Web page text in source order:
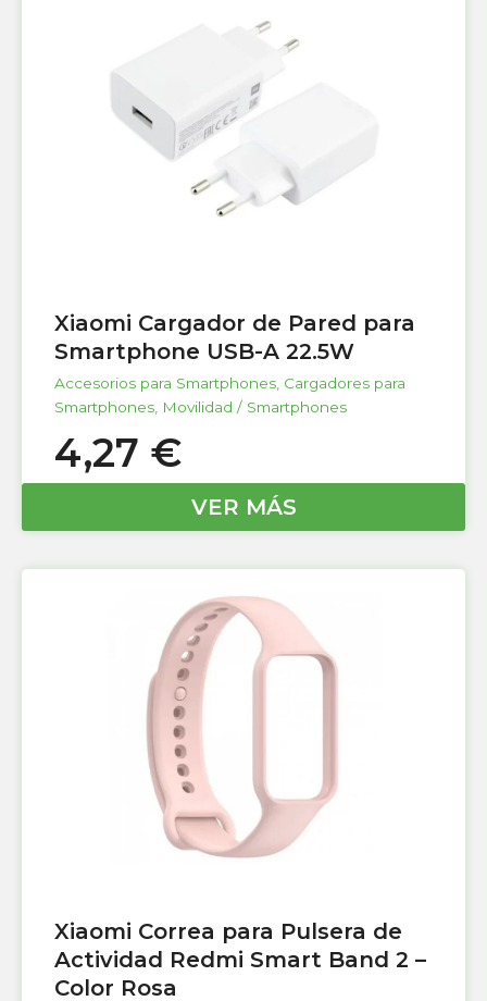
Xiaomi Cargador de Pared para
Smartphone USB-A 22.5W
Accesorios para Smartphones Cargadores para
Smartphones Movilidad / Smartphones
4,27 €
VER MÁS
Xiaomi Correa para Pulsera de
Actividad Redmi Smart Band 2 –
Color Rosa